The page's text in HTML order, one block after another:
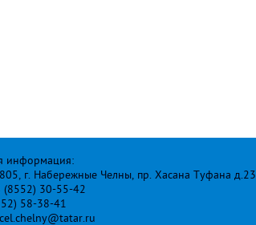
информация:
г. Набережные Челны, пр. Хасана Туфана д.23
(8552) 30-55-42
58-38-41